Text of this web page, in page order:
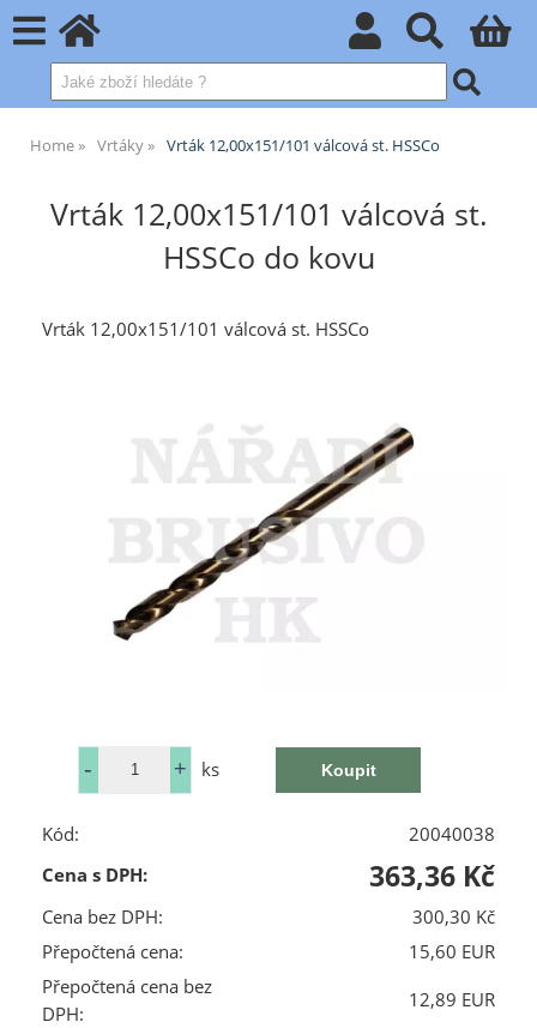
Home Vrtáky Vrták 12,00x151/101 válcová st. HSSCo
Vrták 12,00x151/101 válcová st.
HSSCo do kovu
Vrták 12,00x151/101 válcová st. HSSCo
ks
Kód:
20040038
Cena s DPH:
363,36 Kč
Cena bez DPH:
300,30 Kč
Přepočtená cena:
15,60 EUR
Přepočtená cena bez
DPH:
12,89 EUR